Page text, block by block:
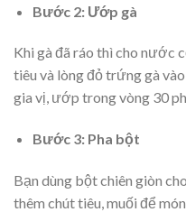
Bước 2: Ướp gà
Khi gà đã ráo thì cho nước
tiêu và lòng đỏ trứng gà
gia vị, ướp trong vòng 30
Bước 3: Pha bột
Bạn dùng bột chiên giòn
thêm chút tiêu, muối để